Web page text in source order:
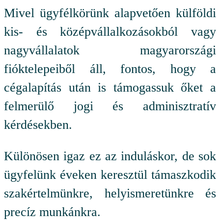
Mivel ügyfélkörünk alapvetően külföldi
kis- és középvállalkozásokból vagy
nagyvállalatok magyarországi
fióktelepeiből áll, fontos, hogy a
cégalapítás után is támogassuk őket a
felmerülő jogi és adminisztratív
kérdésekben.
Különösen igaz ez az induláskor, de sok
ügyfelünk éveken keresztül támaszkodik
szakértelmünkre, helyismeretünkre és
precíz munkánkra.